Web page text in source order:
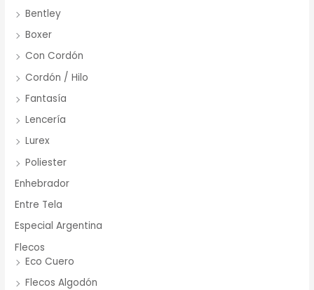
Bentley
Boxer
Con Cordón
Cordón / Hilo
Fantasía
Lencería
Lurex
Poliester
Enhebrador
Entre Tela
Especial Argentina
Flecos
Eco Cuero
Flecos Algodón